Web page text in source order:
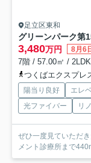
足立区東和
グリーンパーク第
3,480万円 8月6
7階 / 57.00㎡ /
つくばエクスプレ
陽当り良好 エレ
光ファイバー
リ
ぜひ一度見ていただ
メント診療所まで